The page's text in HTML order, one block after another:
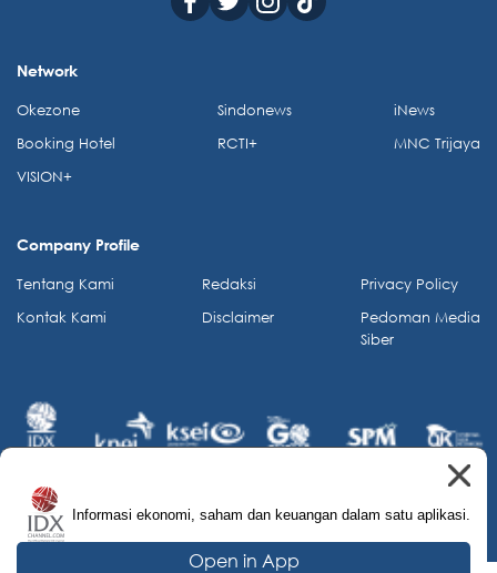
Informasi ekonomi, saham dan keuangan dalam satu aplikasi.
Open in App
Network
Okezone
Booking Hotel
VISION+
Sindonews
RCTI+
iNews
MNC Trijaya
Company Profile
Tentang Kami
Kontak Kami
Redaksi
Disclaimer
Privacy Policy
Pedoman Media
Siber
© 2026 IDX Channel. All Rights Reserved.